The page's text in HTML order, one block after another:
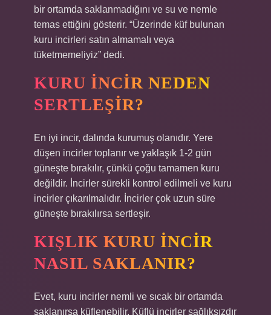
bir ortamda saklanmadığını ve su ve nemle
temas ettiğini gösterir. “Üzerinde küf bulunan
kuru incirleri satın almamalı veya
tüketmemeliyiz” dedi.
KURU INCIR NEDEN
SERTLEŞIR?
En iyi incir, dalında kurumuş olanıdır. Yere
düşen incirler toplanır ve yaklaşık 1-2 gün
güneşte bırakılır, çünkü çoğu tamamen kuru
değildir. İncirler sürekli kontrol edilmeli ve kuru
incirler çıkarılmalıdır. İncirler çok uzun süre
güneşte bırakılırsa sertleşir.
KIŞLIK KURU INCIR
NASIL SAKLANIR?
Evet, kuru incirler nemli ve sıcak bir ortamda
saklanırsa küflenebilir. Küflü incirler sağlıksızdır